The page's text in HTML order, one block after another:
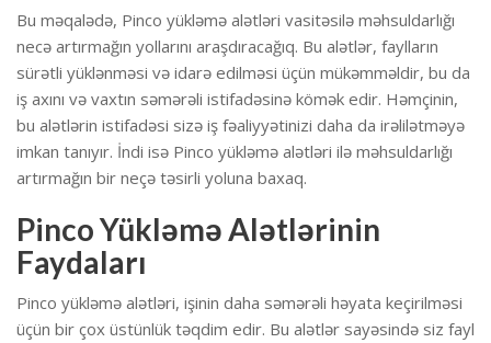
Bu məqalədə, Pinco yükləmə alətləri vasitəsilə məhsuldarlığı
necə artırmağın yollarını araşdıracağıq. Bu alətlər, faylların
sürətli yüklənməsi və idarə edilməsi üçün mükəmməldir, bu da
iş axını və vaxtın səmərəli istifadəsinə kömək edir. Həmçinin,
bu alətlərin istifadəsi sizə iş fəaliyyətinizi daha da irəlilətməyə
imkan tanıyır. İndi isə Pinco yükləmə alətləri ilə məhsuldarlığı
artırmağın bir neçə təsirli yoluna baxaq.
Pinco Yükləmə Alətlərinin
Faydaları
Pinco yükləmə alətləri, işinin daha səmərəli həyata keçirilməsi
üçün bir çox üstünlük təqdim edir. Bu alətlər sayəsində siz fayl